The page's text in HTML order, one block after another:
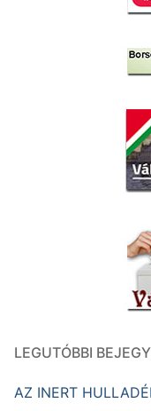
LEGUTÓBBI
AZ INERT